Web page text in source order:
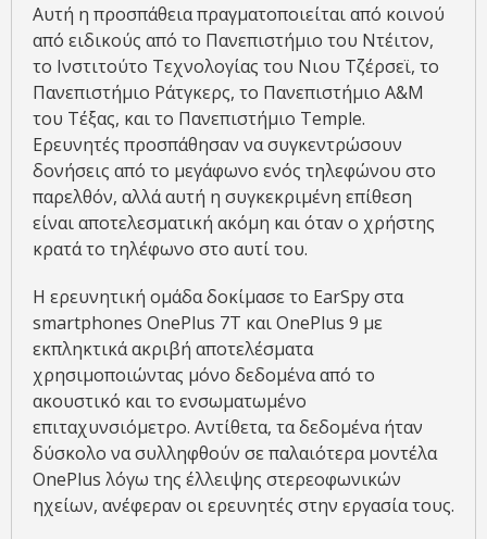
Αυτή η προσπάθεια πραγματοποιείται από κοινού
από ειδικούς από το Πανεπιστήμιο του Ντέιτον,
το Ινστιτούτο Τεχνολογίας του Νιου Τζέρσεϊ, το
Πανεπιστήμιο Ράτγκερς, το Πανεπιστήμιο A&M
του Τέξας, και το Πανεπιστήμιο Temple.
Ερευνητές προσπάθησαν να συγκεντρώσουν
δονήσεις από το μεγάφωνο ενός τηλεφώνου στο
παρελθόν, αλλά αυτή η συγκεκριμένη επίθεση
είναι αποτελεσματική ακόμη και όταν ο χρήστης
κρατά το τηλέφωνο στο αυτί του.
Η ερευνητική ομάδα δοκίμασε το EarSpy στα
smartphones OnePlus 7T και OnePlus 9 με
εκπληκτικά ακριβή αποτελέσματα
χρησιμοποιώντας μόνο δεδομένα από το
ακουστικό και το ενσωματωμένο
επιταχυνσιόμετρο. Αντίθετα, τα δεδομένα ήταν
δύσκολο να συλληφθούν σε παλαιότερα μοντέλα
OnePlus λόγω της έλλειψης στερεοφωνικών
ηχείων, ανέφεραν οι ερευνητές στην εργασία τους.